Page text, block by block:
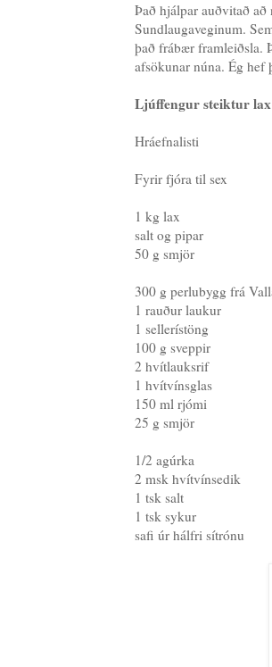
Það hjálpar auðvitað
Sundlaugaveginum.
það frábær framleiðsla.
afsökunar núna. Ég hef
Ljúffengur steiktur
Hráefnalisti
Fyrir fjóra til sex
1 kg lax
salt og pipar
50 g smjör
300 g perlubygg frá
1 rauður laukur
1 sellerístöng
100 g sveppir
2 hvítlauksrif
1 hvítvínsglas
150 ml rjómi
25 g smjör
1/2 agúrka
2 msk hvítvínsedik
1 tsk salt
1 tsk sykur
safi úr hálfri sítrónu